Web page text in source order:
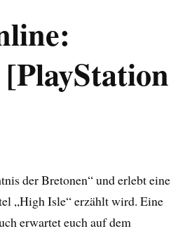
der Bretonen“ und erlebt eine
„High Isle“ erzählt wird. Eine
erwartet euch auf dem